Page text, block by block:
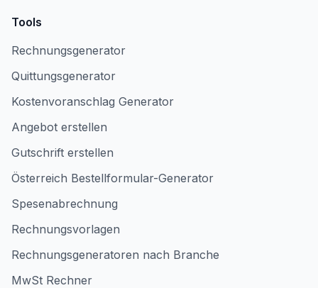
Tools
Rechnungsgenerator
Quittungsgenerator
Kostenvoranschlag Generator
Angebot erstellen
Gutschrift erstellen
Österreich Bestellformular-Generator
Spesenabrechnung
Rechnungsvorlagen
Rechnungsgeneratoren nach Branche
MwSt Rechner